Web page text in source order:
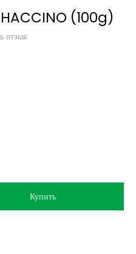
(100g)
отзыв